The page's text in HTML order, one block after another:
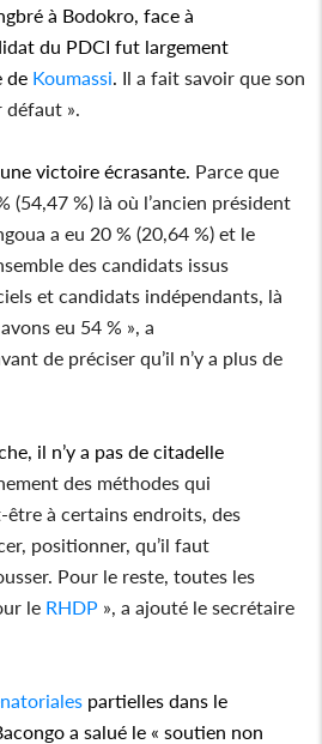
à Bodokro, face à
du PDCI fut largement
de Koumassi Il a fait savoir que son
défaut ».
victoire écrasante. Parce que
(54,47 %) là où l’ancien président
a eu 20 % (20,64 %) et le
des candidats issus
et candidats indépendants, là
eu 54 % », a
de préciser qu’il n’y a plus de
il n’y a pas de citadelle
des méthodes qui
être à certains endroits, des
positionner, qu’il faut
Pour le reste, toutes les
le RHDP », a ajouté le secrétaire
partielles dans le
a salué le « soutien non